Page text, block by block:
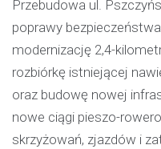
Przebudowa ul.
poprawy
modernizację 2,4-
rozbiórkę istniejącej
oraz budowę nowej
nowe ciągi pieszo-
skrzyżowań, zjazdów i